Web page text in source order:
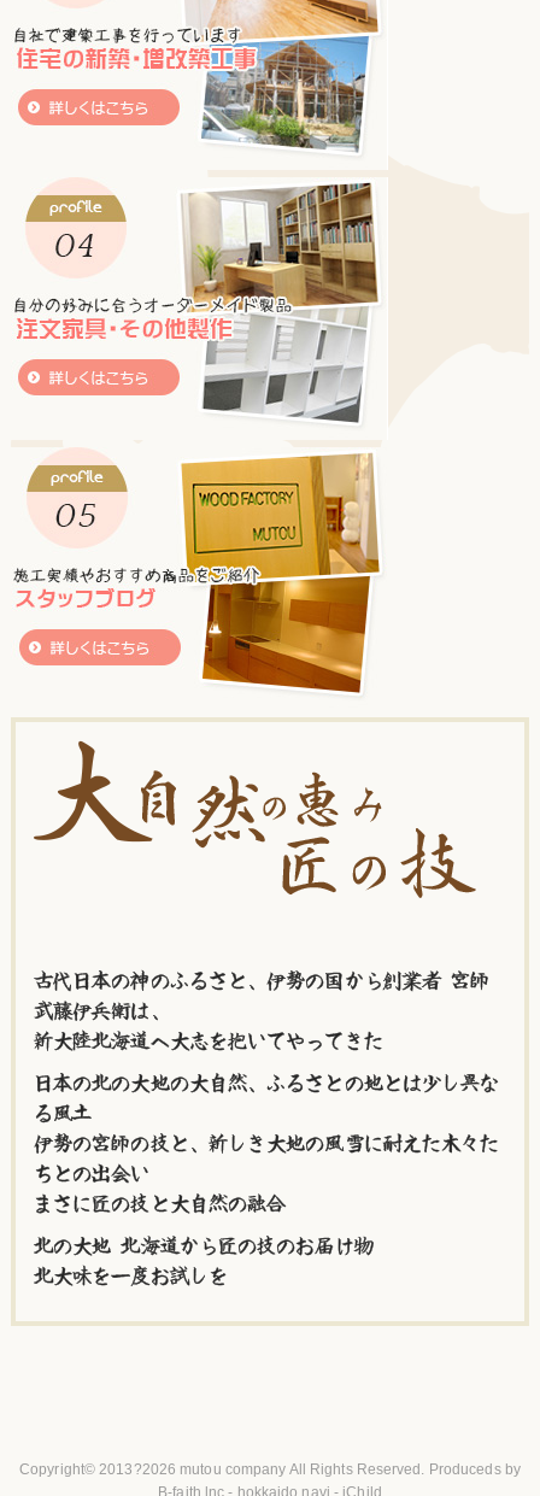
古代日本の神のふるさと、伊勢の国から創業者 宮師
武藤伊兵衛は、
新大陸北海道へ大志を抱いてやってきた
日本の北の大地の大自然、ふるさとの地とは少し異な
る風土
伊勢の宮師の技と、新しき大地の風雪に耐えた木々た
ちとの出会い
まさに匠の技と大自然の融合
北の大地 北海道から匠の技のお届け物
北大味を一度お試しを
Copyright© 2013?2026 mutou company All Rights Reserved. Produceds by
B-faith.lnc - hokkaido navi - iChild